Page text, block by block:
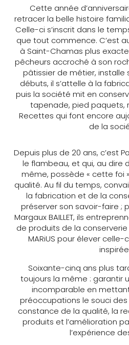
Cette année
retracer la belle histoire
Celle-ci s’inscrit dans le
que tout commence. C’est
à Saint-Chamas plus
pêcheurs accroché à son
pâtissier de métier, installe
débuts, il s’attelle à la
puis la société mit en
tapenade, pied paquets,
Recettes qui font encore
de la
Depuis plus de 20 ans, c’est
le flambeau, et qui, au dire
même, possède « cette foi
qualité. Au fil du temps,
la fabrication et de la
préserver son savoir-faire ;
Margaux BAILLET, ils
de produits de la
MARiUS pour élever celle-
Soixante-cinq ans plus
toujours la même : garantir
incomparable en
préoccupations le souci
constance de la qualité, la
produits et l’amélioration
l’expérience